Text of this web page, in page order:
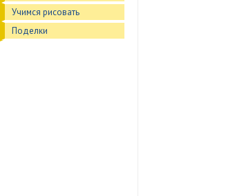
Учимся рисовать
Поделки